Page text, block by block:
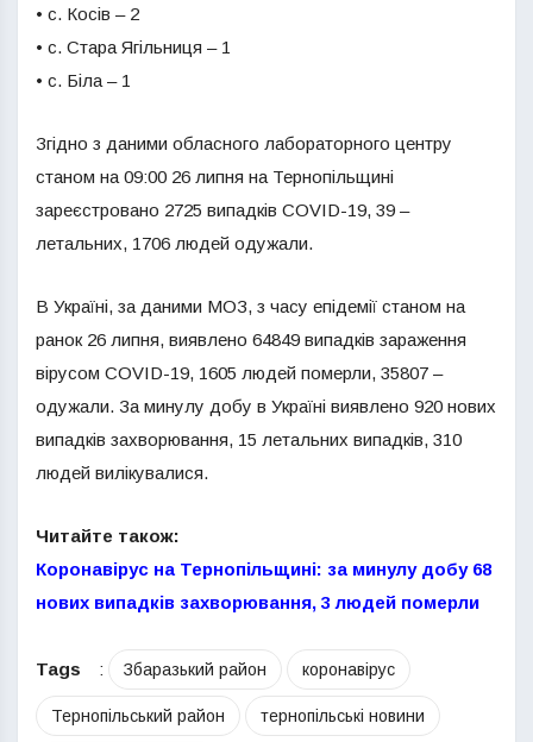
• с. Косів – 2
• с. Стара Ягільниця – 1
• с. Біла – 1
Згідно з даними обласного лабораторного центру
станом на 09:00 26 липня на Тернопільщині
зареєстровано 2725 випадків COVID-19, 39 –
летальних, 1706 людей одужали.
В Україні, за даними МОЗ, з часу епідемії станом на
ранок 26 липня, виявлено 64849 випадків зараження
вірусом COVID-19, 1605 людей померли, 35807 –
одужали. За минулу добу в Україні виявлено 920 нових
випадків захворювання, 15 летальних випадків, 310
людей вилікувалися.
Читайте також:
Коронавірус на Тернопільщині: за минулу добу 68
нових випадків захворювання, 3 людей померли
Tags : Збаразький район коронавірус
Тернопільський район тернопільські новини